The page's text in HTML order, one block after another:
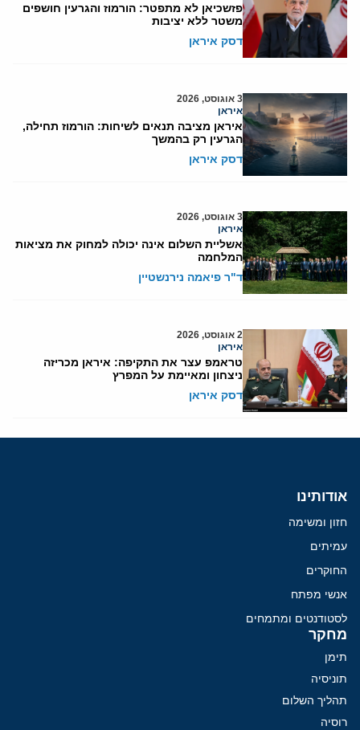
פזשכיאן לא מתפטר: הורמוז והגרעין חושפים
משטר ללא יציבות
דסק איראן
3 אוגוסט, 2026
איראן
איראן מציבה תנאים לשיחות: הורמוז תחילה,
הגרעין רק בהמשך
דסק איראן
3 אוגוסט, 2026
איראן
אשליית השלום אינה יכולה למחוק את מציאות
המלחמה
ד"ר פיאמה נירנשטיין
2 אוגוסט, 2026
איראן
טראמפ עצר את התקיפה: איראן מכריזה
ניצחון ומאיימת על המפרץ
דסק איראן
אודותינו
חזון ומשימה
עמיתים
החוקרים
אנשי מפתח
לסטודנטים ומתמחים
מחקר
תימן
תוניסיה
תהליך השלום
רוסיה